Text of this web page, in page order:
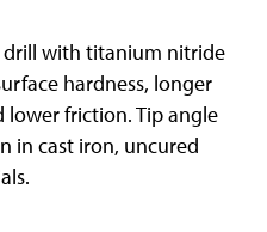
drill with titanium nitride
hardness, longer
lower friction. Tip angle
in cast iron, uncured